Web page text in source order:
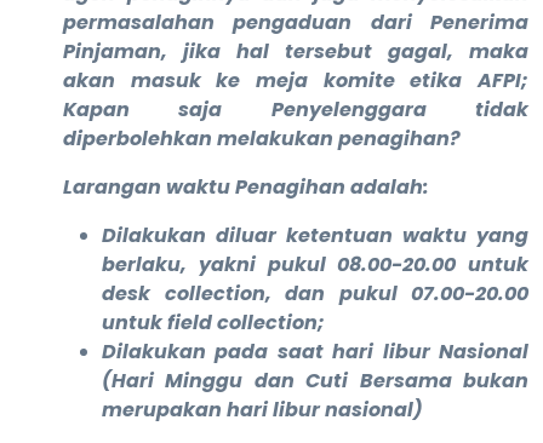
permasalahan pengaduan dari Penerima
Pinjaman, jika hal tersebut gagal, maka
akan masuk ke meja komite etika AFPI;
Kapan saja Penyelenggara tidak
diperbolehkan melakukan penagihan?
Larangan waktu Penagihan adalah:
Dilakukan diluar ketentuan waktu yang
berlaku, yakni pukul 08.00-20.00 untuk
desk collection, dan pukul 07.00-20.00
untuk field collection;
Dilakukan pada saat hari libur Nasional
(Hari Minggu dan Cuti Bersama bukan
merupakan hari libur nasional)